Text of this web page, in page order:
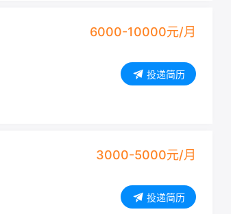
6000-10000元/月
投递简历
3000-5000元/月
投递简历